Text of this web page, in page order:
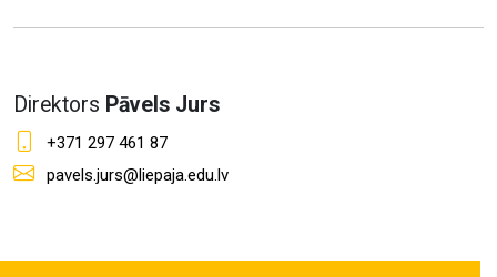
Direktors Pāvels Jurs
+371 297 461 87
pavels.jurs@liepaja.edu.lv